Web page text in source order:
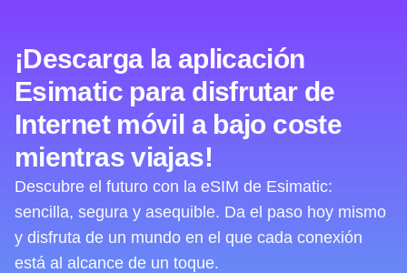
¡Descarga la aplicación
Esimatic para disfrutar de
Internet móvil a bajo coste
mientras viajas!
Descubre el futuro con la eSIM de Esimatic:
sencilla, segura y asequible. Da el paso hoy mismo
y disfruta de un mundo en el que cada conexión
está al alcance de un toque.